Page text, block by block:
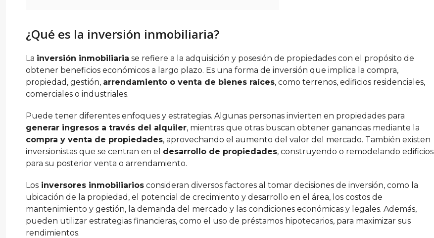
¿Qué es la inversión inmobiliaria?
La inversión inmobiliaria se refiere a la adquisición y posesión de propiedades con el propósito de
obtener beneficios económicos a largo plazo. Es una forma de inversión que implica la compra,
propiedad, gestión, arrendamiento o venta de bienes raíces, como terrenos, edificios residenciales,
comerciales o industriales.
Puede tener diferentes enfoques y estrategias. Algunas personas invierten en propiedades para
generar ingresos a través del alquiler, mientras que otras buscan obtener ganancias mediante la
compra y venta de propiedades, aprovechando el aumento del valor del mercado. También existen
inversionistas que se centran en el desarrollo de propiedades, construyendo o remodelando edificios
para su posterior venta o arrendamiento.
Los inversores inmobiliarios consideran diversos factores al tomar decisiones de inversión, como la
ubicación de la propiedad, el potencial de crecimiento y desarrollo en el área, los costos de
mantenimiento y gestión, la demanda del mercado y las condiciones económicas y legales. Además,
pueden utilizar estrategias financieras, como el uso de préstamos hipotecarios, para maximizar sus
rendimientos.